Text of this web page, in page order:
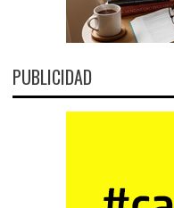
PUBLICIDAD